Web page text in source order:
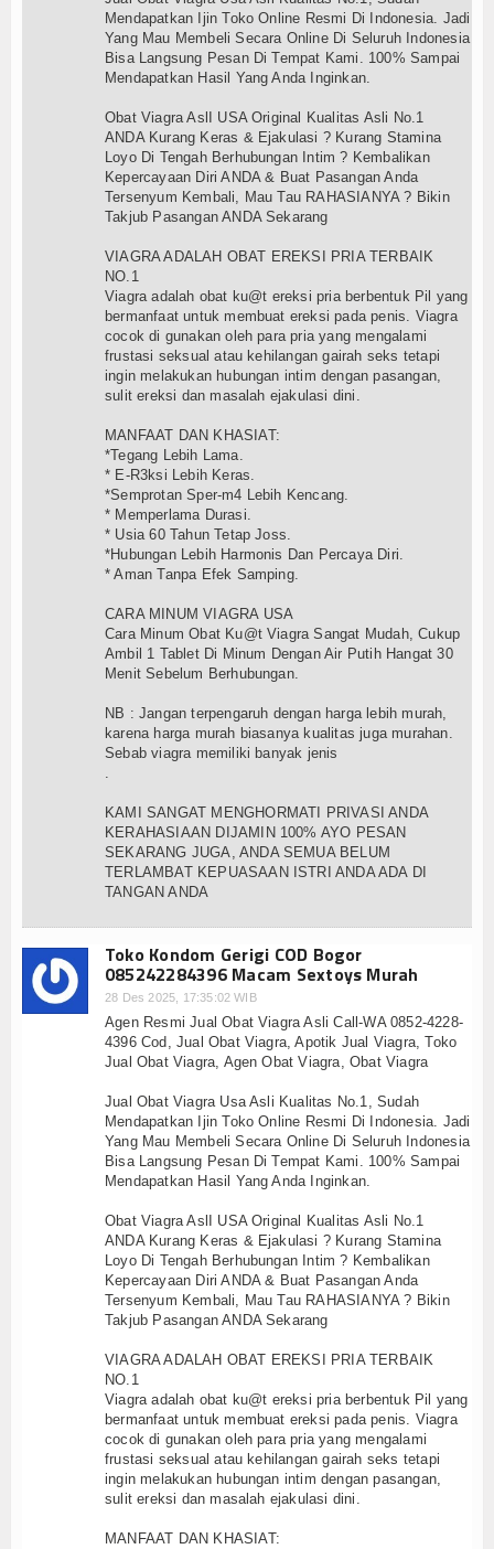
Mendapatkan Ijin Toko Online Resmi Di Indonesia. Jadi
Yang Mau Membeli Secara Online Di Seluruh Indonesia
Bisa Langsung Pesan Di Tempat Kami. 100% Sampai
Mendapatkan Hasil Yang Anda Inginkan.
Obat Viagra AslI USA Original Kualitas Asli No.1
ANDA Kurang Keras & Ejakulasi ? Kurang Stamina
Loyo Di Tengah Berhubungan Intim ? Kembalikan
Kepercayaan Diri ANDA & Buat Pasangan Anda
Tersenyum Kembali, Mau Tau RAHASIANYA ? Bikin
Takjub Pasangan ANDA Sekarang
VIAGRA ADALAH OBAT EREKSI PRIA TERBAIK
NO.1
Viagra adalah obat ku@t ereksi pria berbentuk Pil yang
bermanfaat untuk membuat ereksi pada penis. Viagra
cocok di gunakan oleh para pria yang mengalami
frustasi seksual atau kehilangan gairah seks tetapi
ingin melakukan hubungan intim dengan pasangan,
sulit ereksi dan masalah ejakulasi dini.
MANFAAT DAN KHASIAT:
*Tegang Lebih Lama.
* E-R3ksi Lebih Keras.
*Semprotan Sper-m4 Lebih Kencang.
* Memperlama Durasi.
* Usia 60 Tahun Tetap Joss.
*Hubungan Lebih Harmonis Dan Percaya Diri.
* Aman Tanpa Efek Samping.
CARA MINUM VIAGRA USA
Cara Minum Obat Ku@t Viagra Sangat Mudah, Cukup
Ambil 1 Tablet Di Minum Dengan Air Putih Hangat 30
Menit Sebelum Berhubungan.
NB : Jangan terpengaruh dengan harga lebih murah,
karena harga murah biasanya kualitas juga murahan.
Sebab viagra memiliki banyak jenis
.
KAMI SANGAT MENGHORMATI PRIVASI ANDA
KERAHASIAAN DIJAMIN 100% AYO PESAN
SEKARANG JUGA, ANDA SEMUA BELUM
TERLAMBAT KEPUASAAN ISTRI ANDA ADA DI
TANGAN ANDA
Toko Kondom Gerigi COD Bogor
085242284396 Macam Sextoys Murah
28 Des 2025, 17:35:02 WIB
Agen Resmi Jual Obat Viagra Asli Call-WA 0852-4228-
4396 Cod, Jual Obat Viagra, Apotik Jual Viagra, Toko
Jual Obat Viagra, Agen Obat Viagra, Obat Viagra
Jual Obat Viagra Usa Asli Kualitas No.1, Sudah
Mendapatkan Ijin Toko Online Resmi Di Indonesia. Jadi
Yang Mau Membeli Secara Online Di Seluruh Indonesia
Bisa Langsung Pesan Di Tempat Kami. 100% Sampai
Mendapatkan Hasil Yang Anda Inginkan.
Obat Viagra AslI USA Original Kualitas Asli No.1
ANDA Kurang Keras & Ejakulasi ? Kurang Stamina
Loyo Di Tengah Berhubungan Intim ? Kembalikan
Kepercayaan Diri ANDA & Buat Pasangan Anda
Tersenyum Kembali, Mau Tau RAHASIANYA ? Bikin
Takjub Pasangan ANDA Sekarang
VIAGRA ADALAH OBAT EREKSI PRIA TERBAIK
NO.1
Viagra adalah obat ku@t ereksi pria berbentuk Pil yang
bermanfaat untuk membuat ereksi pada penis. Viagra
cocok di gunakan oleh para pria yang mengalami
frustasi seksual atau kehilangan gairah seks tetapi
ingin melakukan hubungan intim dengan pasangan,
sulit ereksi dan masalah ejakulasi dini.
MANFAAT DAN KHASIAT: